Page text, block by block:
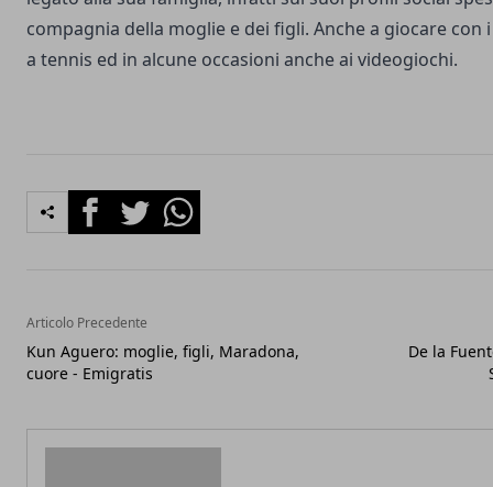
compagnia della moglie e dei figli. Anche a giocare con
a tennis ed in alcune occasioni anche ai videogiochi.
FacebookTwitterWhatsapp
Articolo Precedente
Kun Aguero: moglie, figli, Maradona,
cuore - Emigratis
De la